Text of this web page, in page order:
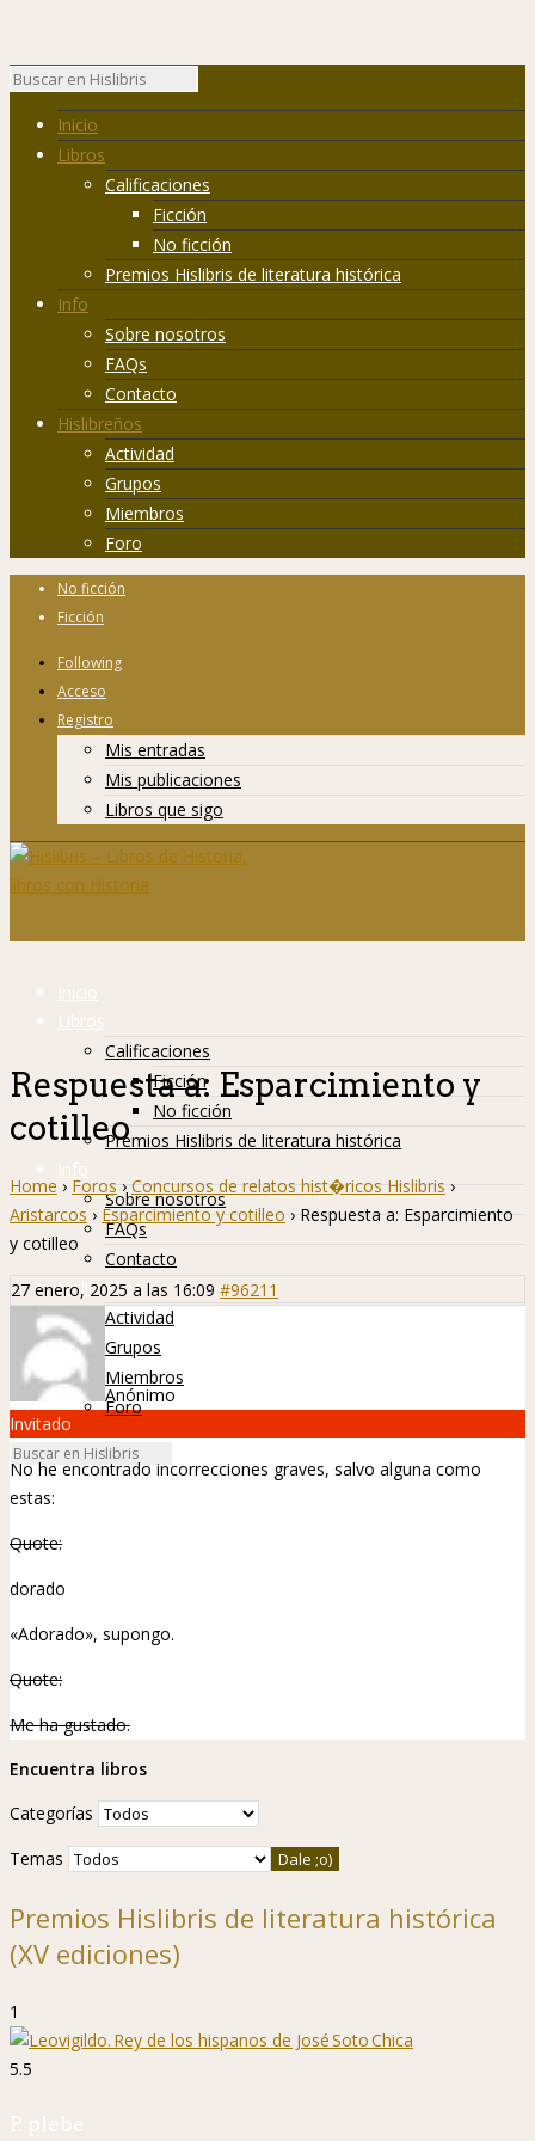
Inicio
Libros
Calificaciones
Ficción
No ficción
Premios Hislibris de literatura histórica
Info
Sobre nosotros
FAQs
Contacto
Hislibreños
Actividad
Grupos
Miembros
Foro
No ficción
Ficción
Following
Acceso
Registro
Mis entradas
Mis publicaciones
Libros que sigo
Inicio
Libros
Calificaciones
Ficción
No ficción
Premios Hislibris de literatura histórica
Info
Sobre nosotros
FAQs
Contacto
Hislibreños
Actividad
Grupos
Miembros
Foro
Respuesta a: Esparcimiento y
cotilleo
Home › Foros › Concursos de relatos hist�ricos Hislibris ›
Aristarcos › Esparcimiento y cotilleo › Respuesta a: Esparcimiento
y cotilleo
27 enero, 2025 a las 16:09 #96211
Anónimo
Invitado
No he encontrado incorrecciones graves, salvo alguna como
estas:
Quote:
dorado
«Adorado», supongo.
Quote:
Me ha gustado.
Encuentra libros
Categorías
Temas
Premios Hislibris de literatura histórica
(XV ediciones)
1
5.5
P. plebe